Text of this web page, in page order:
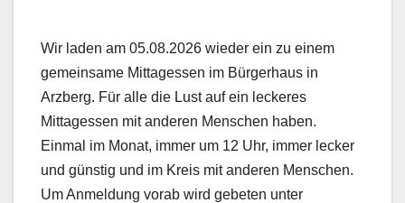
Wir laden am 05.08.2026 wieder ein zu einem
gemeinsame Mittagessen im Bürgerhaus in
Arzberg. Für alle die Lust auf ein leckeres
Mittagessen mit anderen Menschen haben.
Einmal im Monat, immer um 12 Uhr, immer lecker
und günstig und im Kreis mit anderen Menschen.
Um Anmeldung vorab wird gebeten unter